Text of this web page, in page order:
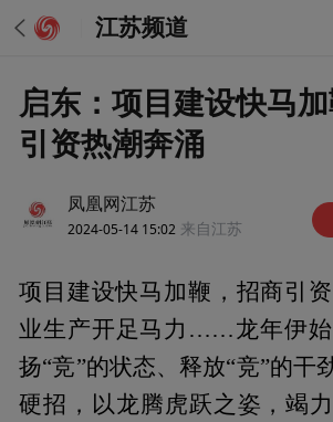
江苏频道
启东：项目建设快马
引资热潮奔涌
凤凰网江苏
2024-05-14 15:02 来自江苏
项目建设快马加鞭，招商引
业生产开足马力……龙年伊始
扬“竞”的状态、释放“竞”的干
硬招，以龙腾虎跃之姿，竭